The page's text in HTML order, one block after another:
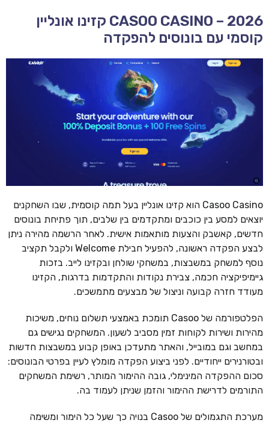
CASOO CASINO – 2026 קזינו אונליין
קוסמי עם בונוסים להפקדה
Casoo Casino הוא קזינו אונליין בעל תמה קוסמית, שבו השחקנים
יוצאים למסע בין כוכבים ומתקדמים בין שלבים, תוך פתיחת בונוסים
חדשים, קאשבק והצעות מותאמות אישית. לאחר הרשמה מהירה ניתן
לבצע הפקדה ראשונה, להפעיל חבילת Welcome ולקבל תקציב
נוסף למשחק במשבצות, במשחקי שולחן ובקזינו לייב. בזכות
גיימיפיקציה חכמה, צבירת נקודות והתקדמות בדרגות, הקזינו
מעודד חזרה קבועה וניצול של מבצעים מתמשכים.
הפלטפורמה של Casoo תומכת באמצעי תשלום נוחים, משיכות
מהירות ושירות לקוחות זמין מסביב לשעון. המשחקים נגישים גם
במחשב וגם במובייל, והאתר מתעדכן באופן קבוע במשבצות חדשות
ובטורנירים ייחודיים. לפני ביצוע הפקדה מומלץ לעיין בפרטי הבונוסים:
סכום ההפקדה המינימלי, גובה ההימור המותר, רשימת המשחקים
התורמים לדרישת ההימור והזמן שניתן לעמוד בה.
מערכת התגמולים של Casoo בנויה כך שעל כל הימור ומשימה